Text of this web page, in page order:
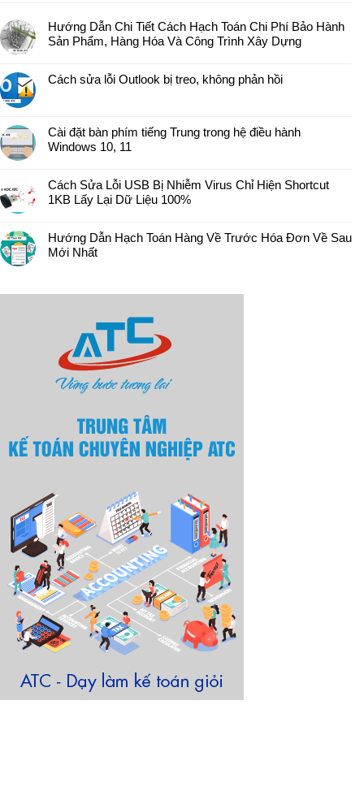
Hướng Dẫn Chi Tiết Cách Hạch Toán Chi Phí Bảo Hành
Sản Phẩm, Hàng Hóa Và Công Trình Xây Dựng
Cách sửa lỗi Outlook bị treo, không phản hồi
Cài đặt bàn phím tiếng Trung trong hệ điều hành
Windows 10, 11
Cách Sửa Lỗi USB Bị Nhiễm Virus Chỉ Hiện Shortcut
1KB Lấy Lại Dữ Liệu 100%
Hướng Dẫn Hạch Toán Hàng Về Trước Hóa Đơn Về Sau
Mới Nhất